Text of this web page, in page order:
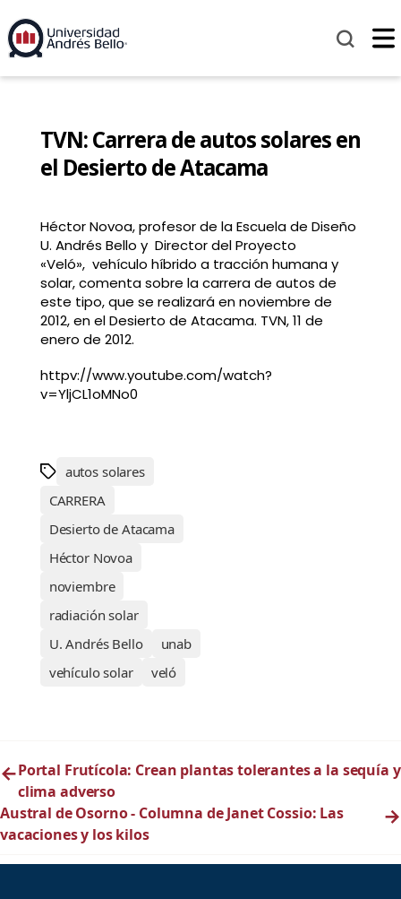
TVN: Carrera de autos solares en
el Desierto de Atacama
Héctor Novoa, profesor de la Escuela de Diseño
U. Andrés Bello y Director del Proyecto
«Veló», vehículo híbrido a tracción humana y
solar, comenta sobre la carrera de autos de
este tipo, que se realizará en noviembre de
2012, en el Desierto de Atacama. TVN, 11 de
enero de 2012.
httpv://www.youtube.com/watch?
v=YljCL1oMNo0
autos solares
CARRERA
Desierto de Atacama
Héctor Novoa
noviembre
radiación solar
U. Andrés Bello
unab
vehículo solar
veló
←Portal Frutícola: Crean plantas tolerantes a la sequía y
clima adverso
Austral de Osorno - Columna de Janet Cossio: Las
vacaciones y los kilos
→